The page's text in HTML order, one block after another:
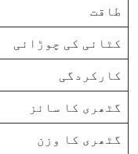
طاقت
کٹائی کی چوڑائی
کارکردگی
گٹھری کا سائز
گٹھری کا وزن